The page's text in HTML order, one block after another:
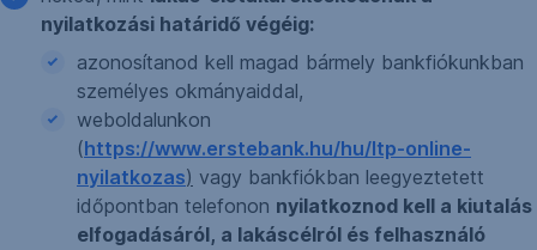
nyilatkozási határidő végéig:
azonosítanod kell magad bármely bankfiókunkban
személyes okmányaiddal,
weboldalunkon
(https://www.erstebank.hu/hu/ltp-online-
nyilatkozas) vagy bankfiókban leegyeztetett
időpontban telefonon nyilatkoznod kell a kiutalás
elfogadásáról, a lakáscélról és felhasználó